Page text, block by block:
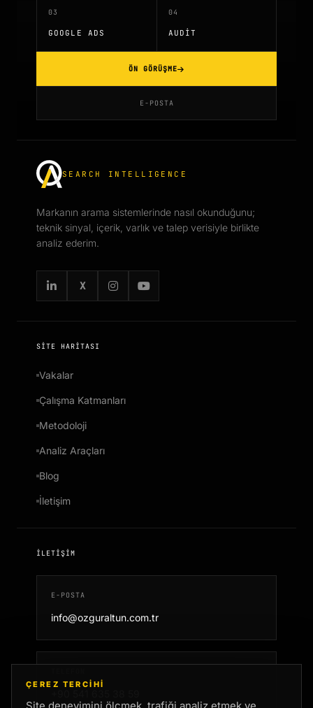
ÇEREZ TERCIHI
03
GOOGLE ADS
04
AUDIT
ÖN GÖRÜŞME
E-POSTA
SEARCH INTELLIGENCE
Markanın arama sistemlerinde nasıl okunduğunu;
teknik sinyal, içerik, varlık ve talep verisiyle birlikte
analiz ederim.
X
SITE HARITASI
Vakalar
Çalışma Katmanları
Metodoloji
Analiz Araçları
Blog
İletişim
İLETIŞIM
E-POSTA
info@ozguraltun.com.tr